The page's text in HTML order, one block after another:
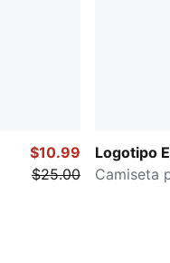
$10.99
$25.00
Logotipo
Camiseta